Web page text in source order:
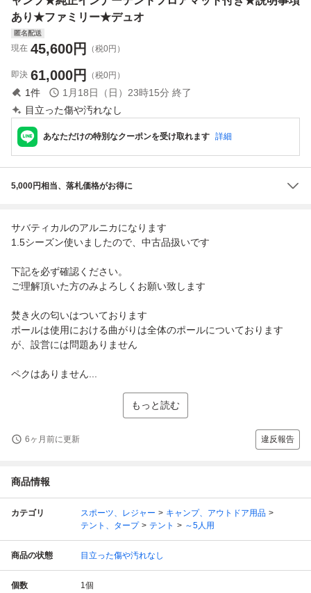
あり★ファミリー★デュオ
匿名配送
現在 45,600円 （税0円）
即決 61,000円 （税0円）
1件 1月18日（日）23時15分 終了
目立った傷や汚れなし
あなただけの特別なクーポンを受け取れます 詳細
5,000円相当、落札価格がお得に
サバティカルのアルニカになります
1.5シーズン使いましたので、中古品扱いです
下記を必ず確認ください。
ご理解頂いた方のみよろしくお願い致します
焚き火の匂いはついております
ポールは使用における曲がりは全体のポールについております
が、設営には問題ありません
ペクはありません...
もっと読む
6ヶ月前に更新 違反報告
商品情報
カテゴリ スポーツ、レジャー
キャンプ、アウトドア用品
テント、タープ
テント ～5人用
商品の状態 目立った傷や汚れなし
個数 1個